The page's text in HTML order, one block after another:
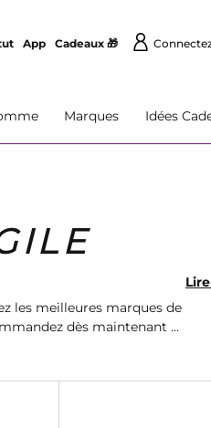
App Cadeaux 🎁
Marques Idées
les meilleures marques de
dès maintenant et